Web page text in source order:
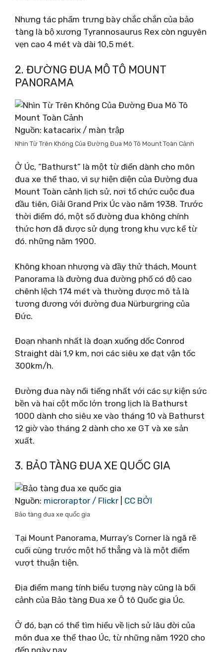
Nhưng tác phẩm trưng bày chắc chắn của bảo
tàng là bộ xương Tyrannosaurus Rex còn nguyên
vẹn cao 4 mét và dài 10,5 mét.
2. ĐƯỜNG ĐUA MÔ TÔ MOUNT
PANORAMA
Nguồn: katacarix / màn trập
Nhìn Từ Trên Không Của Đường Đua Mô Tô Mount Toàn Cảnh
Ở Úc, “Bathurst” là một từ điển dành cho môn
đua xe thể thao, vì sự hiện diện của Đường đua
Mount Toàn cảnh lịch sử, nơi tổ chức cuộc đua
đầu tiên, Giải Grand Prix Úc vào năm 1938. Trước
thời điểm đó, một số đường đua không chính
thức hơn đã được sử dụng trong khu vực kể từ
đó. những năm 1900.
Không khoan nhượng và đầy thử thách, Mount
Panorama là đường đua đường phố có độ cao
chênh lệch 174 mét và thường được mô tả là
tương đương với đường đua Nürburgring của
Đức.
Đoạn nhanh nhất là đoạn xuống dốc Conrod
Straight dài 1,9 km, nơi các siêu xe đạt vận tốc
300km/h.
Đường đua này nổi tiếng nhất với các sự kiện sức
bền và hai cột mốc lớn trong lịch là Bathurst
1000 dành cho siêu xe vào tháng 10 và Bathurst
12 giờ vào tháng 2 dành cho xe GT và xe sản
xuất.
3. BẢO TÀNG ĐUA XE QUỐC GIA
Nguồn: microraptor / Flickr CC BỞI
Bảo tàng đua xe quốc gia
Tại Mount Panorama, Murray’s Corner là ngã rẽ
cuối cùng trước một hố thẳng và là một điểm
vượt thuận tiện.
Địa điểm mang tính biểu tượng này cũng là bối
cảnh của Bảo tàng Đua xe Ô tô Quốc gia Úc.
Ở đó, bạn có thể tìm hiểu về lịch sử lâu đời của
môn đua xe thể thao Úc, từ những năm 1920 cho
đến ngày nay.